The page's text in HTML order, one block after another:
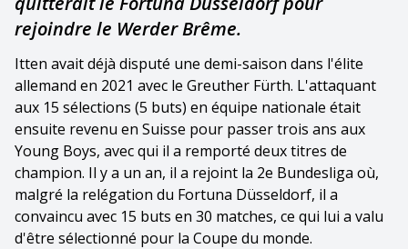
rejoindre le Werder Brême.
Itten avait déjà disputé une demi-saison dans l'élite
allemand en 2021 avec le Greuther Fürth. L'attaquant
aux 15 sélections (5 buts) en équipe nationale était
ensuite revenu en Suisse pour passer trois ans aux
Young Boys, avec qui il a remporté deux titres de
champion. Il y a un an, il a rejoint la 2e Bundesliga où,
malgré la relégation du Fortuna Düsseldorf, il a
convaincu avec 15 buts en 30 matches, ce qui lui a valu
d'être sélectionné pour la Coupe du monde.